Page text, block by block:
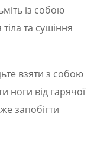
із собою
та сушіння
взяти з собою
ноги від гарячої
запобігти